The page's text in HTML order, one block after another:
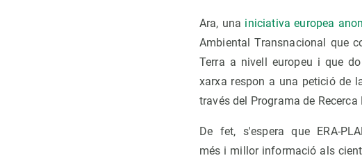
Ara, una iniciativa europea
Ambiental Transnacional que
Terra a nivell europeu i que
xarxa respon a una petició de
través del Programa de
De fet, s'espera que ERA-
més i millor informació als